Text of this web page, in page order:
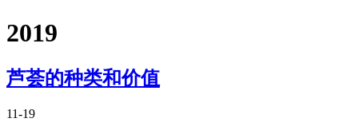
2019
芦荟的种类和价值
11-19